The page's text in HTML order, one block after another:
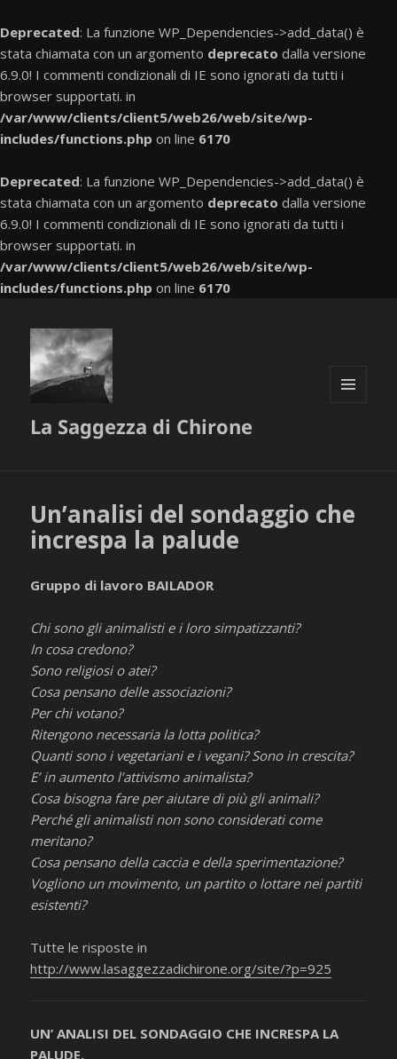
Deprecated: La funzione WP_Dependencies->add_data() è
stata chiamata con un argomento deprecato dalla versione
6.9.0! I commenti condizionali di IE sono ignorati da tutti i
browser supportati. in
/var/www/clients/client5/web26/web/site/wp-
includes/functions.php on line 6170
Deprecated: La funzione WP_Dependencies->add_data() è
stata chiamata con un argomento deprecato dalla versione
6.9.0! I commenti condizionali di IE sono ignorati da tutti i
browser supportati. in
/var/www/clients/client5/web26/web/site/wp-
includes/functions.php on line 6170
La Saggezza di Chirone
Un’analisi del sondaggio che
increspa la palude
Gruppo di lavoro BAILADOR
Chi sono gli animalisti e i loro simpatizzanti?
In cosa credono?
Sono religiosi o atei?
Cosa pensano delle associazioni?
Per chi votano?
Ritengono necessaria la lotta politica?
Quanti sono i vegetariani e i vegani? Sono in crescita?
E’ in aumento l’attivismo animalista?
Cosa bisogna fare per aiutare di più gli animali?
Perché gli animalisti non sono considerati come
meritano?
Cosa pensano della caccia e della sperimentazione?
Vogliono un movimento, un partito o lottare nei partiti
esistenti?
Tutte le risposte in
http://www.lasaggezzadichirone.org/site/?p=925
UN’ ANALISI DEL SONDAGGIO CHE INCRESPA LA
PALUDE.